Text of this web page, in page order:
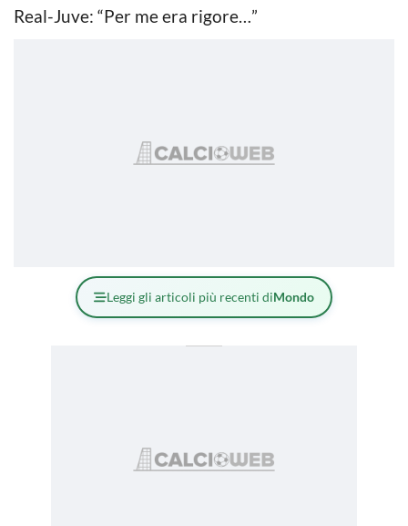
Real-Juve: “Per me era rigore…”
Leggi gli articoli più recenti diMondo